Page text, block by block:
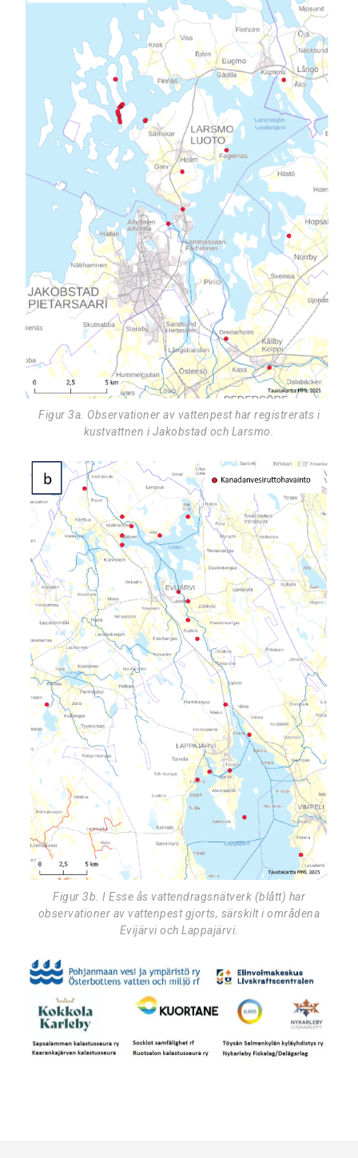
Figur 3a. Observationer av vattenpest har registrerats i
kustvattnen i Jakobstad och Larsmo.
Figur 3b. I Esse ås vattendragsnätverk (blått) har
observationer av vattenpest gjorts, särskilt i områdena
Evijärvi och Lappajärvi.